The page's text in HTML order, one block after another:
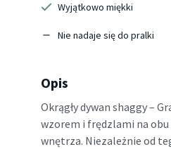
Wyjątkowo miękki
Nie nadaje się do pralki
Opis
Okrągły dywan shaggy –
wzorem i frędzlami na obu
wnętrza. Niezależnie od